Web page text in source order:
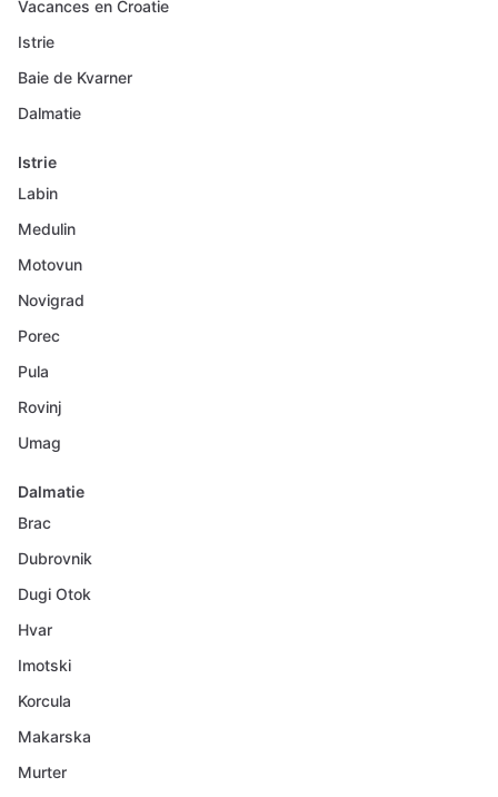
Vacances en Croatie
Istrie
Baie de Kvarner
Dalmatie
Istrie
Labin
Medulin
Motovun
Novigrad
Porec
Pula
Rovinj
Umag
Dalmatie
Brac
Dubrovnik
Dugi Otok
Hvar
Imotski
Korcula
Makarska
Murter